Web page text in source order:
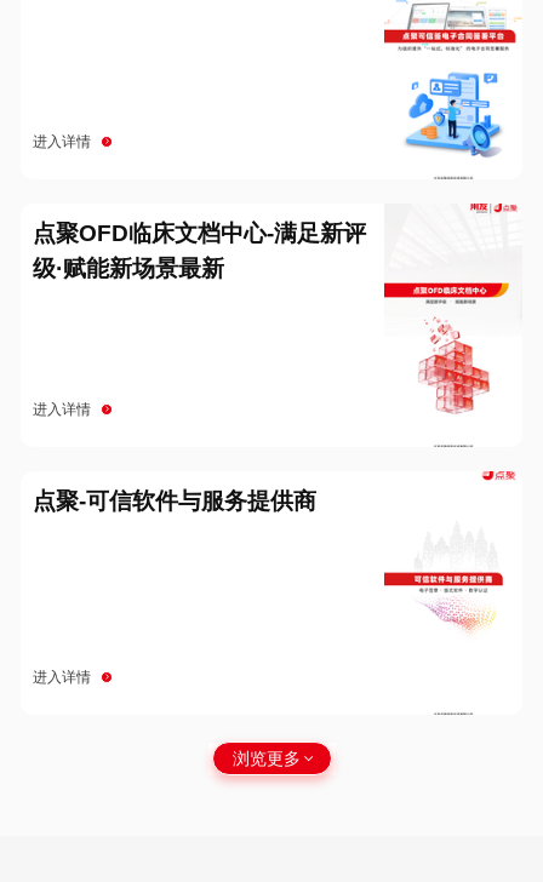
进入详情
点聚OFD临床文档中心-满足新评
级·赋能新场景最新
进入详情
点聚-可信软件与服务提供商
进入详情
浏览更多